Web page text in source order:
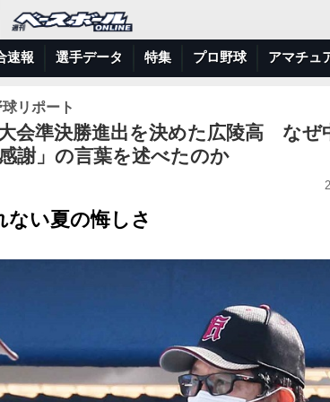
速報 選手データ 特集 プロ野球 アマチュ
リポート
会準決勝進出を決めた広陵高 なぜ
謝」の言葉を述べたのか
ない夏の悔しさ